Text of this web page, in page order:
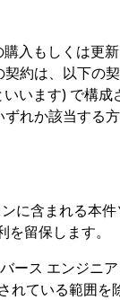
入もしくは更
約は、以下の
いいます) で構
れか該当する
に含まれる本
留保します。
ース エンジニ
れている範囲を